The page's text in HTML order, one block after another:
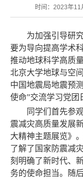
时间：2023年11
为加强引导研
要为导向提高学术
推动地球科学高质
北京大学地球与空
中国地震局地震预
使命”交流学习党团
同学们首先参
震减灾高质量发展
大精神主题展览》
了解了国家防震减
刻明确了新时代、
务的使命担当。随